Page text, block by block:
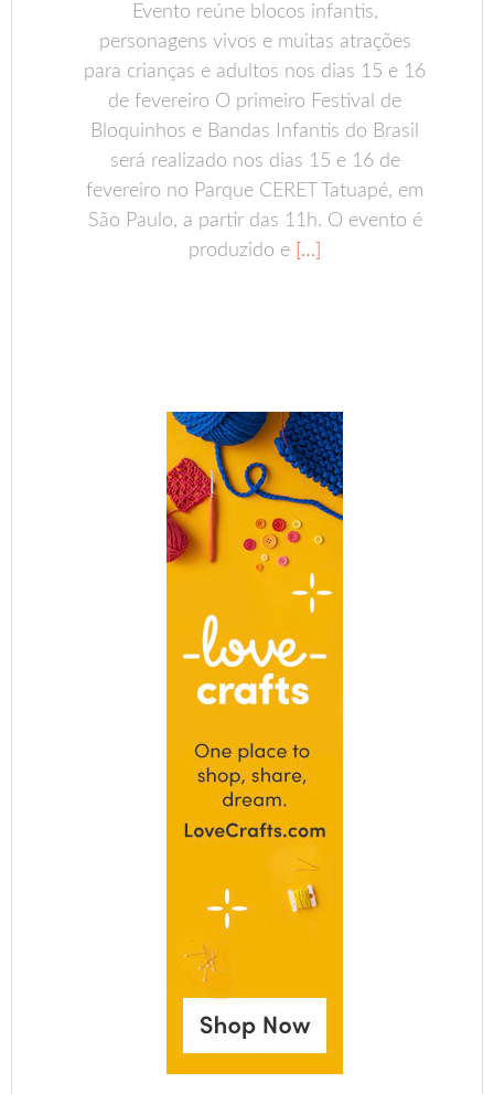
Evento reúne blocos infantis,
personagens vivos e muitas atrações
para crianças e adultos nos dias 15 e 16
de fevereiro O primeiro Festival de
Bloquinhos e Bandas Infantis do Brasil
será realizado nos dias 15 e 16 de
fevereiro no Parque CERET Tatuapé, em
São Paulo, a partir das 11h. O evento é
produzido e […]